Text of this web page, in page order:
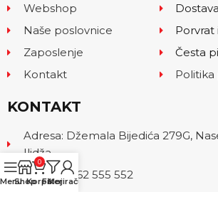
Webshop
Naše poslovnice
Zaposlenje
Kontakt
Porvrat
Česta
Politika
KONTAKT
Adresa: Džemala Bijedića 279G,
Ilidža
Telefon: 062 555 552
MenuShop
0
KorpaFilteri
Moj račun